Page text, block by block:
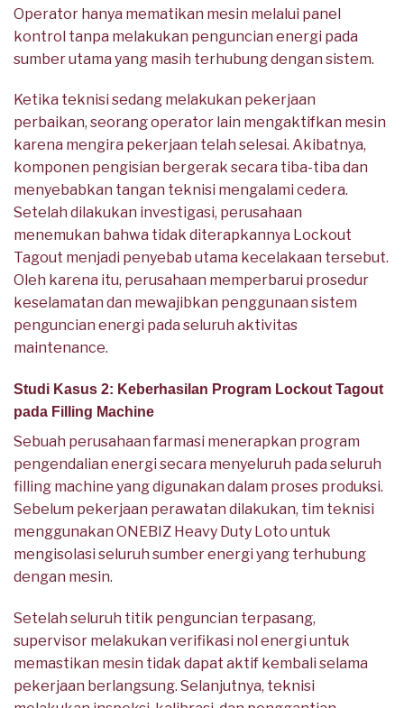
Operator hanya mematikan mesin melalui panel
kontrol tanpa melakukan penguncian energi pada
sumber utama yang masih terhubung dengan sistem.
Ketika teknisi sedang melakukan pekerjaan
perbaikan, seorang operator lain mengaktifkan mesin
karena mengira pekerjaan telah selesai. Akibatnya,
komponen pengisian bergerak secara tiba-tiba dan
menyebabkan tangan teknisi mengalami cedera.
Setelah dilakukan investigasi, perusahaan
menemukan bahwa tidak diterapkannya Lockout
Tagout menjadi penyebab utama kecelakaan tersebut.
Oleh karena itu, perusahaan memperbarui prosedur
keselamatan dan mewajibkan penggunaan sistem
penguncian energi pada seluruh aktivitas
maintenance.
Studi Kasus 2: Keberhasilan Program Lockout Tagout
pada Filling Machine
Sebuah perusahaan farmasi menerapkan program
pengendalian energi secara menyeluruh pada seluruh
filling machine yang digunakan dalam proses produksi.
Sebelum pekerjaan perawatan dilakukan, tim teknisi
menggunakan ONEBIZ Heavy Duty Loto untuk
mengisolasi seluruh sumber energi yang terhubung
dengan mesin.
Setelah seluruh titik penguncian terpasang,
supervisor melakukan verifikasi nol energi untuk
memastikan mesin tidak dapat aktif kembali selama
pekerjaan berlangsung. Selanjutnya, teknisi